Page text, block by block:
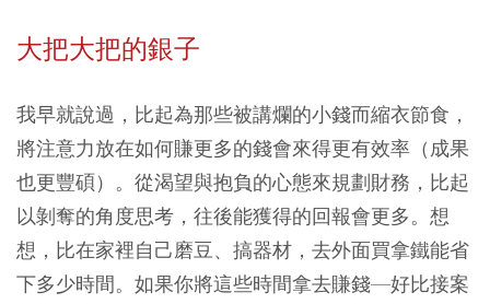
大把大把的銀子
我早就說過，比起為那些被講爛的小錢而縮衣節食，
將注意力放在如何賺更多的錢會來得更有效率（成果
也更豐碩）。從渴望與抱負的心態來規劃財務，比起
以剝奪的角度思考，往後能獲得的回報會更多。想
想，比在家裡自己磨豆、搞器材，去外面買拿鐵能省
下多少時間。如果你將這些時間拿去賺錢—好比接案